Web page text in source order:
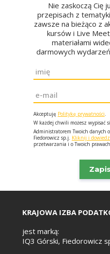
Nie zaskoczą Cię
przepisach z
zawsze na bieżąco z
kursów i Live
materiałami
darmowych
Imię
*
Email
*
Akceptuję Politykę prywatności.
W każdej chwili możesz wypisać
Administratorem Twoich danych
Fiedorowicz sp.j. Kliknij i
przetwarzania i o Twoich
KRAJOWA IZBA
jest marką:
IQ3 Górski, Fiedorowicz